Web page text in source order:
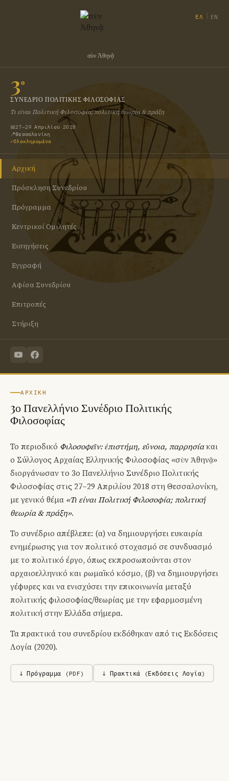
σὺν Ἀθηνᾷ
ΕΛ | EN
3ο
ΣΥΝΈΔΡΙΟ ΠΟΛΙΤΙΚΉΣ ΦΙΛΟΣΟΦΊΑΣ
Τι είναι Πολιτική Φιλοσοφία; πολιτική θεωρία & πράξη
📅27–29 Απριλίου 2018
📍Θεσσαλονίκη
✓Ολοκληρωμένο
Αρχική
Πρόσκληση Συνεδρίου
Πρόγραμμα
Κεντρικοί Ομιλητές
Εισηγήσεις
Εγγραφή
Αφίσα Συνεδρίου
Επιτροπές
Στήριξη
ΑΡΧΙΚΉ
3ο Πανελλήνιο Συνέδριο Πολιτικής
Φιλοσοφίας
Το περιοδικό Φιλοσοφεῖν: ἐπιστήμη, εὔνοια, παρρησίακαι
ο Σύλλογος Αρχαίας Ελληνικής Φιλοσοφίας «σὺν Ἀθηνᾷ»
διοργάνωσαν το 3ο Πανελλήνιο Συνέδριο Πολιτικής
Φιλοσοφίας στις 27–29 Απριλίου 2018 στη Θεσσαλονίκη,
με γενικό θέμα «Τι είναι Πολιτική Φιλοσοφία; πολιτική
θεωρία & πράξη».
Το συνέδριο απέβλεπε: (α) να δημιουργήσει ευκαιρία
ενημέρωσης για τον πολιτικό στοχασμό σε συνδυασμό
με το πολιτικό έργο, όπως εκπροσωπούνται στον
αρχαιοελληνικό και ρωμαϊκό κόσμο, (β) να δημιουργήσει
γέφυρες και να ενισχύσει την επικοινωνία μεταξύ
πολιτικής φιλοσοφίας/θεωρίας με την εφαρμοσμένη
πολιτική στην Ελλάδα σήμερα.
Τα πρακτικά του συνεδρίου εκδόθηκαν από τις Εκδόσεις
Λογία (2020).
↓ Πρόγραμμα (PDF) ↓ Πρακτικά (Εκδόσεις Λογία)